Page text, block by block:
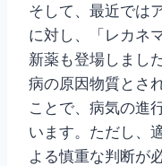
そして、最近では
に対し、「レカネ
新薬も登場しまし
病の原因物質とさ
ことで、病気の進
います。ただし、
よる慎重な判断が